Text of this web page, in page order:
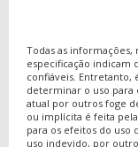
Todas as informações,
especificação indicam
confiáveis. Entretanto,
determinar o uso para
atual por outros foge
ou implícita é feita pela
para os efeitos do uso
uso indevido, por